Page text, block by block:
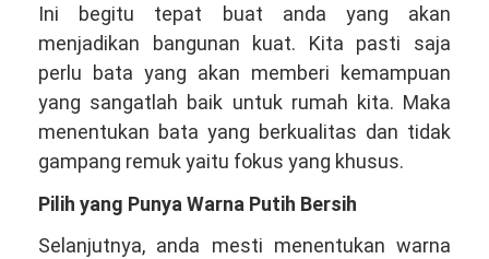
Ini begitu tepat buat anda yang akan
menjadikan bangunan kuat. Kita pasti saja
perlu bata yang akan memberi kemampuan
yang sangatlah baik untuk rumah kita. Maka
menentukan bata yang berkualitas dan tidak
gampang remuk yaitu fokus yang khusus.
Pilih yang Punya Warna Putih Bersih
Selanjutnya, anda mesti menentukan warna